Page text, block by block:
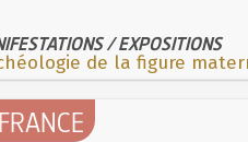
/ EXPOSITIONS
de la figure